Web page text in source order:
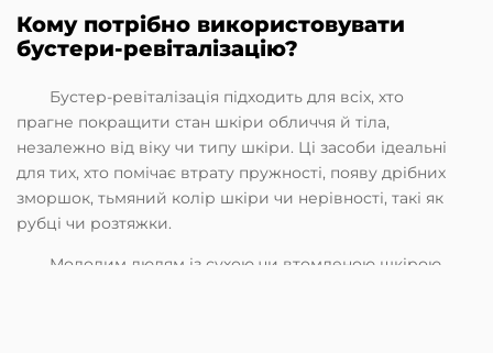
Кому потрібно використовувати
бустери-ревіталізацію?
Бустер-ревіталізація підходить для всіх, хто
прагне покращити стан шкіри обличчя й тіла,
незалежно від віку чи типу шкіри. Ці засоби ідеальні
для тих, хто помічає втрату пружності, появу дрібних
зморшок, тьмяний колір шкіри чи нерівності, такі як
рубці чи розтяжки.
Молодим людям із сухою чи втомленою шкірою